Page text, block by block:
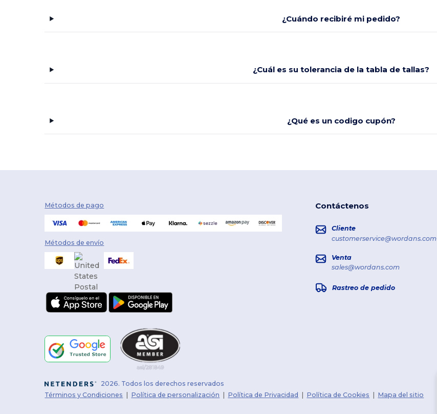
¿Cuándo recibiré mi pedido?
¿Cuál es su tolerancia de la tabla de tallas?
¿Qué es un codigo cupón?
Métodos de pago
Métodos de envío
Contáctenos
Cliente
customerservice@wordans.com
Venta
sales@wordans.com
Rastreo de pedido
2026. Todos los derechos reservados
Términos y Condiciones
Política de personalización Política de Privacidad Política de Cookies Mapa del sitio